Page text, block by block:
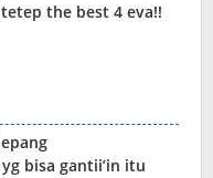
the best 4 eva!!
bisa gantii’in itu